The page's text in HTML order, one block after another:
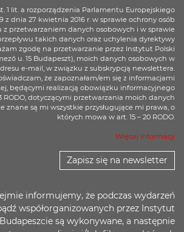
1 lit. a rozporządzenia Parlamentu Europejskiego
z dnia 27 kwietnia 2016 r. w sprawie ochrony osób
z przetwarzaniem danych osobowych i w sprawie
takich danych oraz uchylenia dyrektywy
zgodę na przetwarzanie przez Instytut Polski
u. 15 Budapeszt), moich danych osobowych w
e-mail, w związku z subskrypcją newslettera.
że zapoznałam/em się z informacjami
będącymi realizacją obowiązku informacyjnego
RODO, dotyczącymi przetwarzania moich danych
znane są mi wszystkie przysługujące mi prawa, o
których mowa w art. 15 – 20 RODO.
Więcej informacji
Zapisz się na newsletter
informujemy, że podczas wydarzeń
współorganizowanych przez Instytut
są wykonywane, a następnie